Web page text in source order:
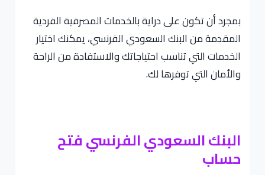
بمجرد أن تكون على دراية بالخدمات المصرفية الفردية
المقدمة من البنك السعودي الفرنسي، يمكنك اختيار
الخدمات التي تناسب احتياجاتك والاستفادة من الراحة
والأمان التي توفرها لك.
البنك السعودي الفرنسي فتح
حساب